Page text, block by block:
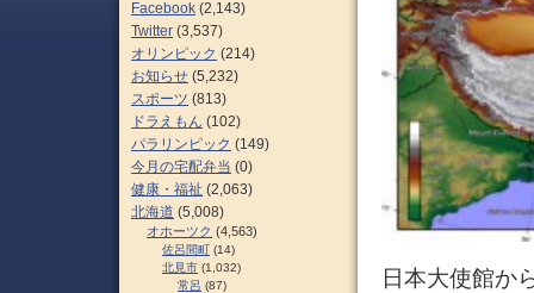
日本大使館か
Facebook (2,143)
Twitter (3,537)
オリンピック (214)
お知らせ (5,232)
スポーツ (813)
ドラえもん (102)
パラリンピック (149)
今月の宅配弁当 (0)
健康・福祉 (2,063)
北海道 (5,008)
オホーツク (4,563)
佐呂間町 (14)
北見市 (1,032)
常呂 (87)